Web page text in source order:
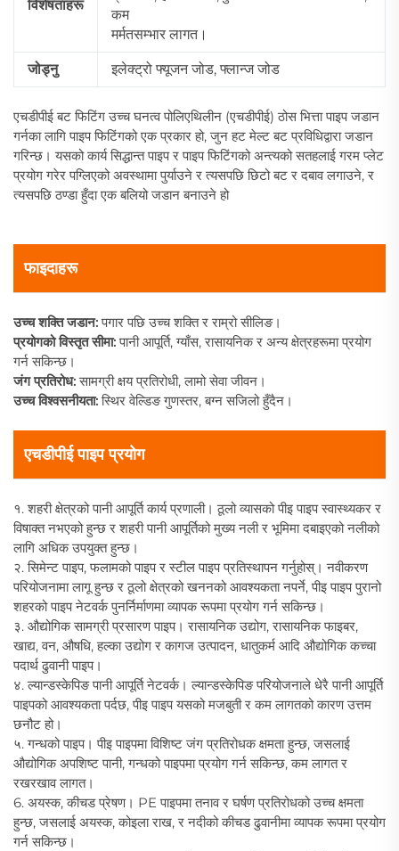
विशेषताहरू
कम
मर्मतसम्भार लागत।
जोड्नु इलेक्ट्रो फ्यूजन जोड, फ्लान्ज जोड
एचडीपीई बट फिटिंग उच्च घनत्व पोलिएथिलीन (एचडीपीई) ठोस भित्ता पाइप जडान
गर्नका लागि पाइप फिटिंगको एक प्रकार हो, जुन हट मेल्ट बट प्रविधिद्वारा जडान
गरिन्छ। यसको कार्य सिद्धान्त पाइप र पाइप फिटिंगको अन्त्यको सतहलाई गरम प्लेट
प्रयोग गरेर पग्लिएको अवस्थामा पुर्याउने र त्यसपछि छिटो बट र दबाव लगाउने, र
त्यसपछि ठण्डा हुँदा एक बलियो जडान बनाउने हो
फाइदाहरू
उच्च शक्ति जडान:पगार पछि उच्च शक्ति र राम्रो सीलिङ।
प्रयोगको विस्तृत सीमा:पानी आपूर्ति, ग्याँस, रासायनिक र अन्य क्षेत्रहरूमा प्रयोग
गर्न सकिन्छ।
जंग प्रतिरोध:सामग्री क्षय प्रतिरोधी, लामो सेवा जीवन।
उच्च विश्वसनीयता:स्थिर वेल्डिङ गुणस्तर, बग्न सजिलो हुँदैन।
एचडीपीई पाइप प्रयोग
१. शहरी क्षेत्रको पानी आपूर्ति कार्य प्रणाली। ठूलो व्यासको पीइ पाइप स्वास्थ्यकर र
विषाक्त नभएको हुन्छ र शहरी पानी आपूर्तिको मुख्य नली र भूमिमा दबाइएको नलीको
लागि अधिक उपयुक्त हुन्छ।
२. सिमेन्ट पाइप, फलामको पाइप र स्टील पाइप प्रतिस्थापन गर्नुहोस्। नवीकरण
परियोजनामा लागू हुन्छ र ठूलो क्षेत्रको खननको आवश्यकता नपर्ने, पीइ पाइप पुरानो
शहरको पाइप नेटवर्क पुनर्निर्माणमा व्यापक रूपमा प्रयोग गर्न सकिन्छ।
३. औद्योगिक सामग्री प्रसारण पाइप। रासायनिक उद्योग, रासायनिक फाइबर,
खाद्य, वन, औषधि, हल्का उद्योग र कागज उत्पादन, धातुकर्म आदि औद्योगिक कच्चा
पदार्थ ढुवानी पाइप।
४. ल्यान्डस्केपिङ पानी आपूर्ति नेटवर्क। ल्यान्डस्केपिङ परियोजनाले धेरै पानी आपूर्ति
पाइपको आवश्यकता पर्दछ, पीइ पाइप यसको मजबुती र कम लागतको कारण उत्तम
छनौट हो।
५. गन्धको पाइप। पीइ पाइपमा विशिष्ट जंग प्रतिरोधक क्षमता हुन्छ, जसलाई
औद्योगिक अपशिष्ट पानी, गन्धको पाइपमा प्रयोग गर्न सकिन्छ, कम लागत र
रखरखाव लागत।
6. अयस्क, कीचड प्रेषण। PE पाइपमा तनाव र घर्षण प्रतिरोधको उच्च क्षमता
हुन्छ, जसलाई अयस्क, कोइला राख, र नदीको कीचड ढुवानीमा व्यापक रूपमा प्रयोग
गर्न सकिन्छ।